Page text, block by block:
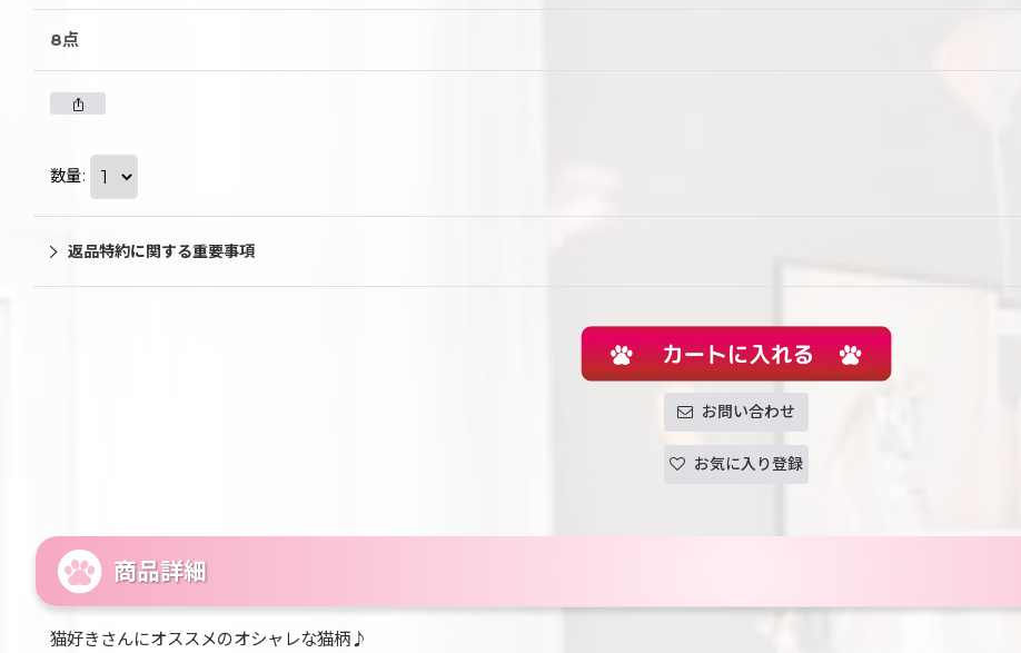
8点
数量:
返品特約に関する重要事項
お問い合わせ
お気に入り登録
商品詳細
猫好きさんにオススメのオシャレな猫柄♪